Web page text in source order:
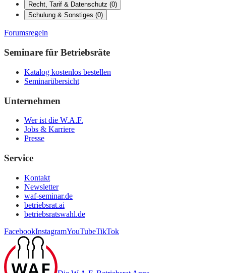
Recht, Tarif & Datenschutz (0)
Schulung & Sonstiges (0)
Forumsregeln
Seminare für Betriebsräte
Katalog kostenlos bestellen
Seminarübersicht
Unternehmen
Wer ist die W.A.F.
Jobs & Karriere
Presse
Service
Kontakt
Newsletter
waf-seminar.de
betriebsrat.ai
betriebsratswahl.de
FacebookInstagramYouTubeTikTok